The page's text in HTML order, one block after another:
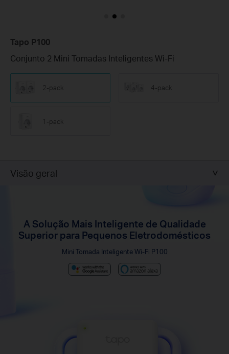
Tapo P100
Conjunto 2 Mini Tomadas Inteligentes Wi-Fi
2-pack 4-pack
1-pack
Visão geral
A Solução Mais Inteligente de Qualidade
Superior para Pequenos Eletrodomésticos
Mini Tomada Inteligente Wi-Fi P100